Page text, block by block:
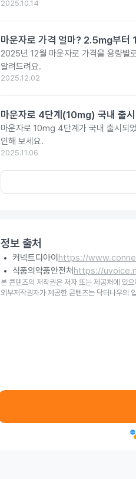
2025.10.14
마운자로 가격 얼마? 2.5mg부터
2025년 12월 마운자로 가격을 용량별
알려드려요.
2025.12.02
마운자로 4단계(10mg) 국내 출시
마운자로 10mg 4단계가 국내 출시되
인해 보세요.
2025.11.06
정보 출처
커넥트디아이 https://
식품의약품안전처 https://
본 콘텐츠의 저작권은 저자 또는 제공처에 있
외부저작권자가 제공한 콘텐츠는 닥터나우의